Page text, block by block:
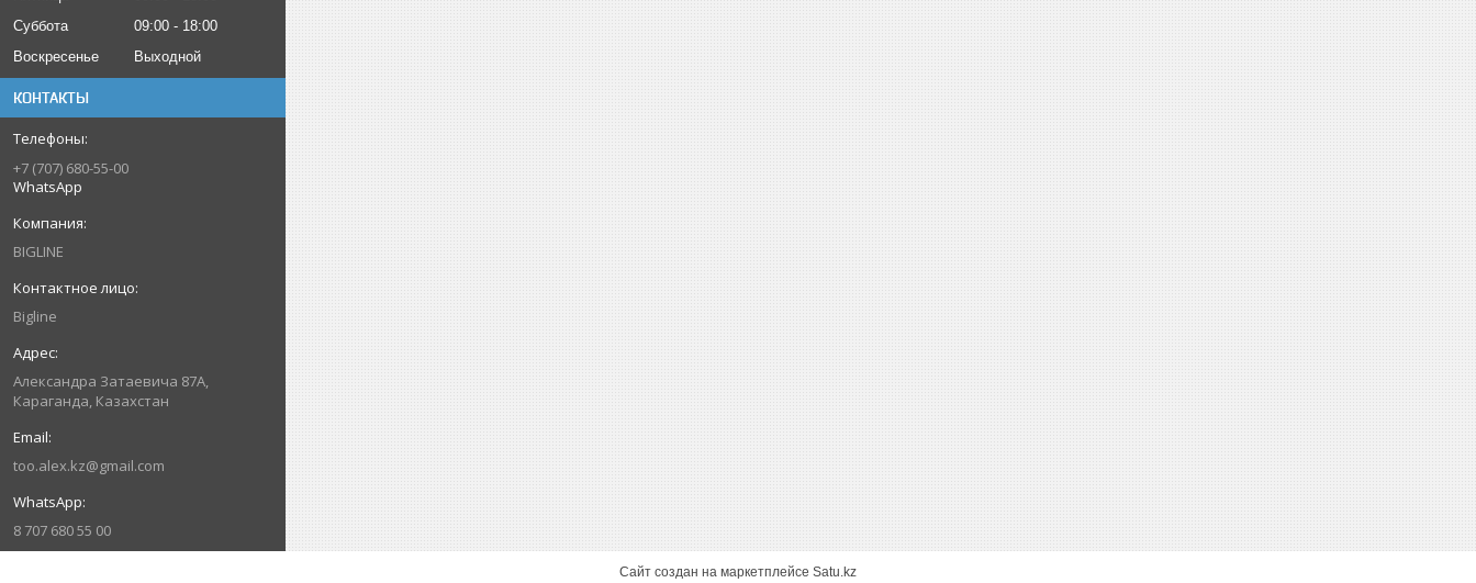
Суббота
09:00
18:00
Воскресенье
Выходной
КОНТАКТЫ
+7 (707) 680-55-00
WhatsApp
BIGLINE
Bigline
Александра Затаевича 87А,
Караганда, Казахстан
too.alex.kz@gmail.com
8 707 680 55 00
Сайт создан на маркетплейсе Satu.kz